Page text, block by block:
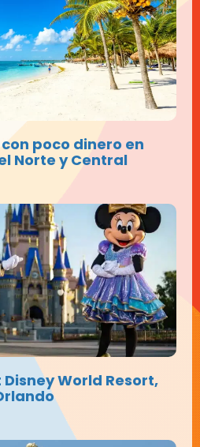
poco dinero en
Norte y Central
World Resort,